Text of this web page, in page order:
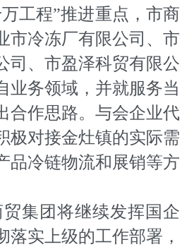
工程”推进重点，市商
市冷冻厂有限公司、市
司、市盈泽科贸有限公
业务领域，并就服务当
合作思路。与会企业代
极对接金灶镇的实际需
品冷链物流和展销等方
集团将继续发挥国企
落实上级的工作部署，